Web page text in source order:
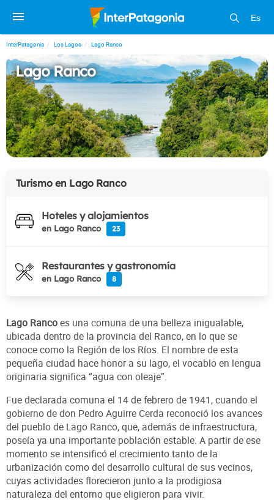
Es
InterPatagonia Los Lagos Lago Ranco
Lago Ranco
Turismo en Lago Ranco
Hoteles y alojamientos
en Lago Ranco 23
Restaurantes y gastronomía
en Lago Ranco 8
Lago Rancoes una comuna de una belleza inigualable,
ubicada dentro de la provincia del Ranco, en lo que se
conoce como la Región de los Ríos. El nombre de esta
pequeña ciudad hace honor a su lago, el vocablo en lengua
originaria significa “agua con oleaje”.
Fue declarada comuna el 14 de febrero de 1941, cuando el
gobierno de don Pedro Aguirre Cerda reconoció los avances
del pueblo de Lago Ranco, que, además de infraestructura,
poseía ya una importante población estable. A partir de ese
momento se intensificó el crecimiento tanto de la
urbanización como del desarrollo cultural de sus vecinos,
cuyas actividades florecieron junto a la prodigiosa
naturaleza del entorno que eligieron para vivir.